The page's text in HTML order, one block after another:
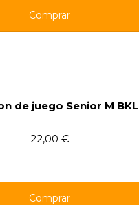
Comprar
de juego Senior M BKL
22,00 €
Comprar